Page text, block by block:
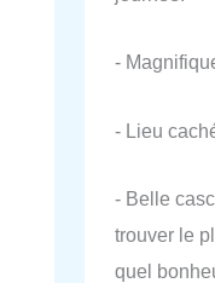
-
- Lieu
- Belle
trouver le
quel